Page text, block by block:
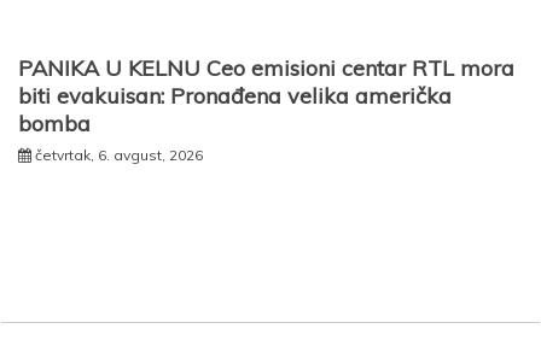
PANIKA U KELNU Ceo emisioni centar RTL mora
biti evakuisan: Pronađena velika američka
bomba
četvrtak, 6. avgust, 2026